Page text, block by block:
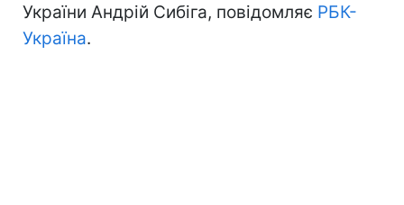
України Андрій Сибіга, повідомляє РБК-
Україна.